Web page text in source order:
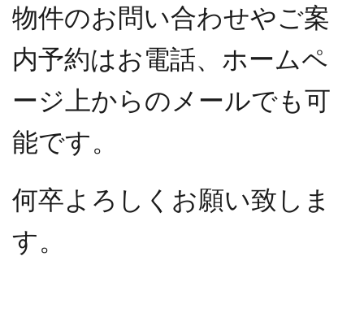
物件のお問い合わせやご案
内予約はお電話、ホームペ
ージ上からのメールでも可
能です。
何卒よろしくお願い致しま
す。